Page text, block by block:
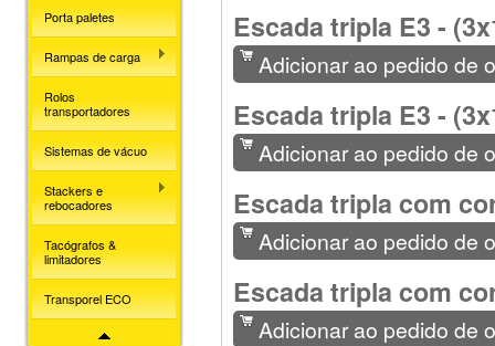
Porta paletes
Rampas de carga
Rolos
transportadores
Sistemas de vácuo
Stackers e
rebocadores
Tacógrafos &
limitadores
Transporel ECO
Escada tripla E3 -
Adicionar ao pedido de
Escada tripla E3 -
Adicionar ao pedido de
Escada tripla com
Adicionar ao pedido de
Escada tripla com
Adicionar ao pedido de